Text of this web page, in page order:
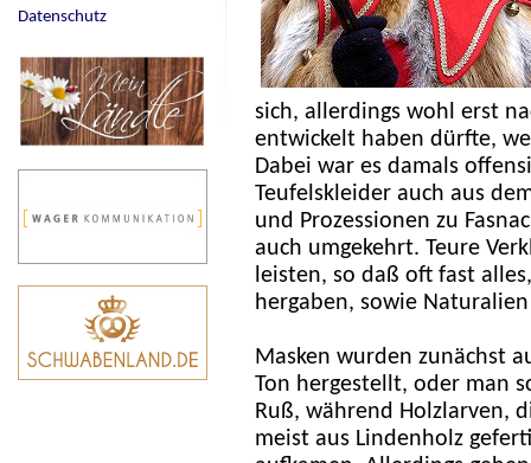
sich, allerdings wohl erst
entwickelt haben dürfte,
Dabei war es damals
Teufelskleider auch aus
und Prozessionen zu
auch umgekehrt. Teure
leisten, so daß oft fast
hergaben, sowie
Masken wurden zunächst
Ton hergestellt, oder man
Ruß, während Holzlarven,
meist aus Lindenholz
Datenschutz